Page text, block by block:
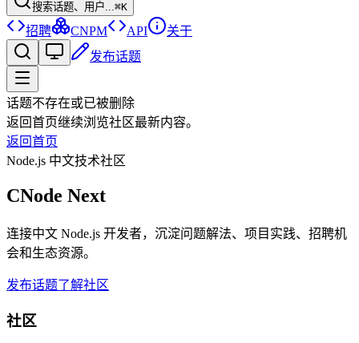
搜索话题、用户...⌘K
招聘 CNPM API
关于
发布话题
话题不存在或已被删除
返回首页继续浏览社区最新内容。
返回首页
Node.js 中文技术社区
CNode Next
连接中文 Node.js 开发者，沉淀问题解法、项目实践、招聘机
会和生态资源。
发布话题了解社区
社区